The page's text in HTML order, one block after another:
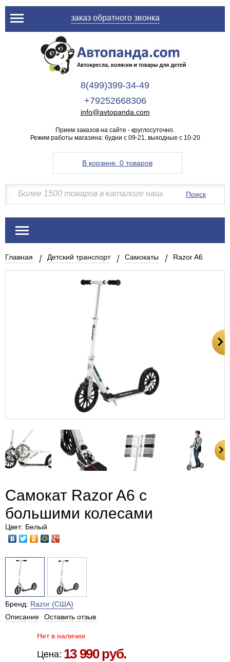
заказ обратного звонка
8(499)399-34-49
+79252668306
info@avtopanda.com
Прием заказов на сайте - круглосуточно.
Режим работы магазина: будни с 09-21, выходные с 10-20
В корзине: 0 товаров
Поиск
Главная Детский транспорт Самокаты Razor A6
Самокат Razor A6 с
большими колесами
Цвет: Белый
Бренд: Razor (США)
Описание
Оставить отзыв
Нет в наличии
Цена: 13 990 руб.